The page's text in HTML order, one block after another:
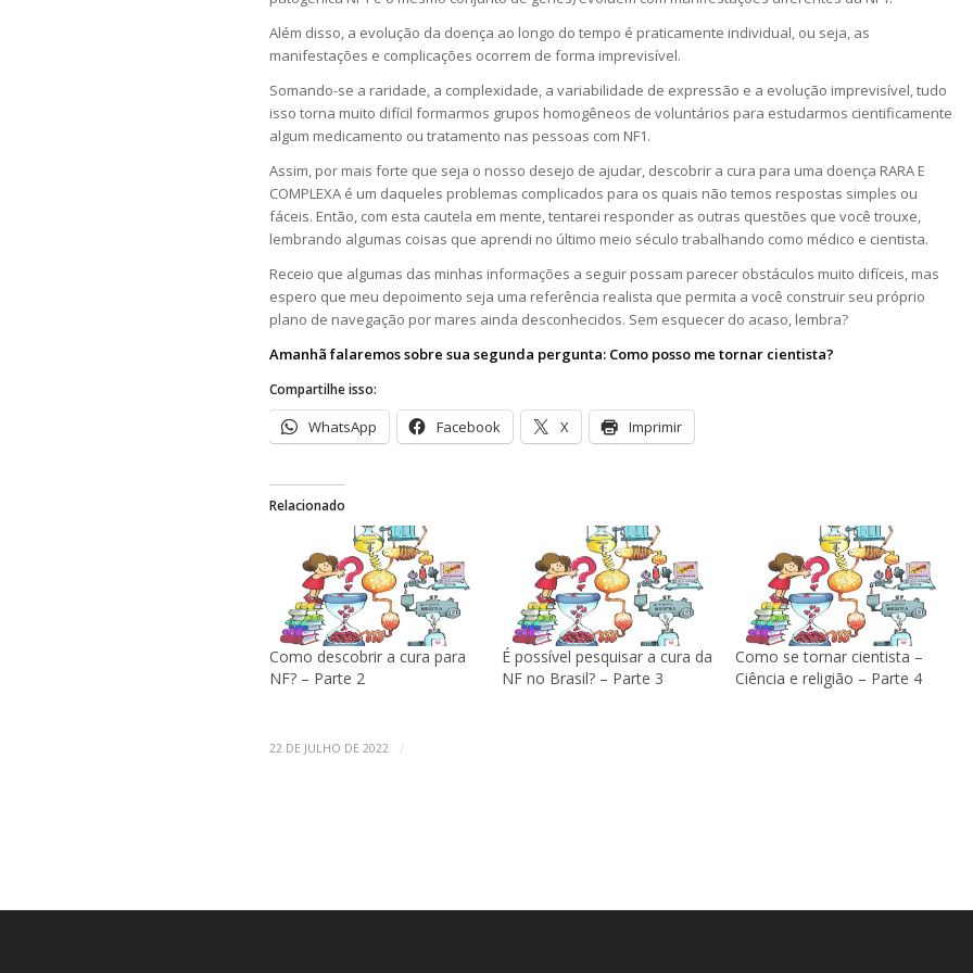
Além disso, a evolução da doença ao longo do tempo é praticamente individual, ou seja, as
manifestações e complicações ocorrem de forma imprevisível.
Somando-se a raridade, a complexidade, a variabilidade de expressão e a evolução imprevisível, tudo
isso torna muito difícil formarmos grupos homogêneos de voluntários para estudarmos cientificamente
algum medicamento ou tratamento nas pessoas com NF1.
Assim, por mais forte que seja o nosso desejo de ajudar, descobrir a cura para uma doença RARA E
COMPLEXA é um daqueles problemas complicados para os quais não temos respostas simples ou
fáceis. Então, com esta cautela em mente, tentarei responder as outras questões que você trouxe,
lembrando algumas coisas que aprendi no último meio século trabalhando como médico e cientista.
Receio que algumas das minhas informações a seguir possam parecer obstáculos muito difíceis, mas
espero que meu depoimento seja uma referência realista que permita a você construir seu próprio
plano de navegação por mares ainda desconhecidos. Sem esquecer do acaso, lembra?
Amanhã falaremos sobre sua segunda pergunta: Como posso me tornar cientista?
Compartilhe isso:
WhatsApp Facebook X Imprimir
Relacionado
Como descobrir a cura para
NF? – Parte 2
É possível pesquisar a cura da
NF no Brasil? – Parte 3
Como se tornar cientista –
Ciência e religião – Parte 4
22 DE JULHO DE 2022 /